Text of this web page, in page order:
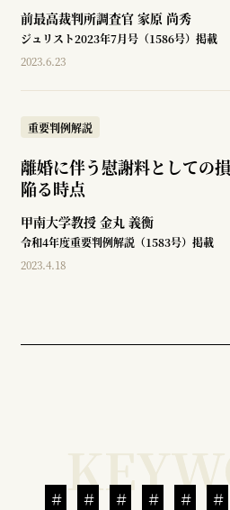
前最高裁判所調査官 家原 尚秀
ジュリスト2023年7月号（1586号）掲載
2023.6.23
重要判例解説
離婚に伴う慰謝料としての
陥る時点
甲南大学教授 金丸 義衡
令和4年度重要判例解説（1583号）掲載
2023.4.18